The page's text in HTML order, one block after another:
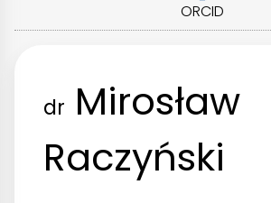
ORCID
dr Mirosław
Raczyński